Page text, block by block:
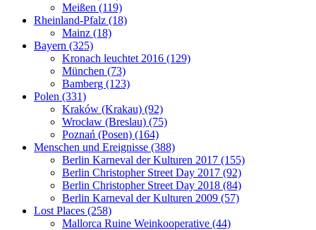
Meißen (119)
Rheinland-Pfalz (18)
Mainz (18)
Bayern (325)
Kronach leuchtet 2016 (129)
München (73)
Bamberg (123)
Polen (331)
Kraków (Krakau) (92)
Wrocław (Breslau) (75)
Poznań (Posen) (164)
Menschen und Ereignisse (388)
Berlin Karneval der Kulturen 2017 (155)
Berlin Christopher Street Day 2017 (92)
Berlin Christopher Street Day 2018 (84)
Berlin Karneval der Kulturen 2009 (57)
Lost Places (258)
Mallorca Ruine Weinkooperative (44)